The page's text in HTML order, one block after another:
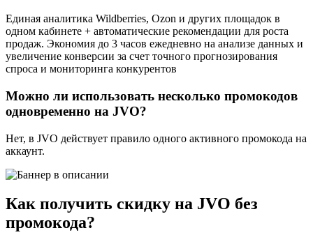
Единая аналитика Wildberries, Ozon и других площадок в
одном кабинете + автоматические рекомендации для роста
продаж. Экономия до 3 часов ежедневно на анализе данных и
увеличение конверсии за счет точного прогнозирования
спроса и мониторинга конкурентов
Можно ли использовать несколько промокодов
одновременно на JVO?
Нет, в JVO действует правило одного активного промокода на
аккаунт.
Как получить скидку на JVO без
промокода?